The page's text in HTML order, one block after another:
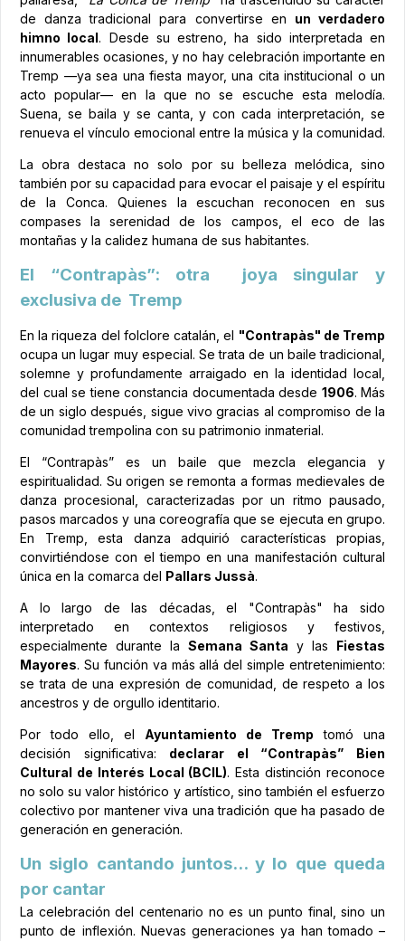
de danza tradicional para convertirse en un verdadero
himno local. Desde su estreno, ha sido interpretada en
innumerables ocasiones, y no hay celebración importante en
Tremp —ya sea una fiesta mayor, una cita institucional o un
acto popular— en la que no se escuche esta melodía.
Suena, se baila y se canta, y con cada interpretación, se
renueva el vínculo emocional entre la música y la comunidad.
La obra destaca no solo por su belleza melódica, sino
también por su capacidad para evocar el paisaje y el espíritu
de la Conca. Quienes la escuchan reconocen en sus
compases la serenidad de los campos, el eco de las
montañas y la calidez humana de sus habitantes.
El “Contrapàs”: otra joya singular y
exclusiva de Tremp
En la riqueza del folclore catalán, el "Contrapàs" de Tremp
ocupa un lugar muy especial. Se trata de un baile tradicional,
solemne y profundamente arraigado en la identidad local,
del cual se tiene constancia documentada desde 1906. Más
de un siglo después, sigue vivo gracias al compromiso de la
comunidad trempolina con su patrimonio inmaterial.
El “Contrapàs” es un baile que mezcla elegancia y
espiritualidad. Su origen se remonta a formas medievales de
danza procesional, caracterizadas por un ritmo pausado,
pasos marcados y una coreografía que se ejecuta en grupo.
En Tremp, esta danza adquirió características propias,
convirtiéndose con el tiempo en una manifestación cultural
única en la comarca del Pallars Jussà.
A lo largo de las décadas, el "Contrapàs" ha sido
interpretado en contextos religiosos y festivos,
especialmente durante la Semana Santa y las Fiestas
Mayores. Su función va más allá del simple entretenimiento:
se trata de una expresión de comunidad, de respeto a los
ancestros y de orgullo identitario.
Por todo ello, el Ayuntamiento de Tremp tomó una
decisión significativa: declarar el “Contrapàs” Bien
Cultural de Interés Local (BCIL). Esta distinción reconoce
no solo su valor histórico y artístico, sino también el esfuerzo
colectivo por mantener viva una tradición que ha pasado de
generación en generación.
Un siglo cantando juntos... y lo que queda
por cantar
La celebración del centenario no es un punto final, sino un
punto de inflexión. Nuevas generaciones ya han tomado –